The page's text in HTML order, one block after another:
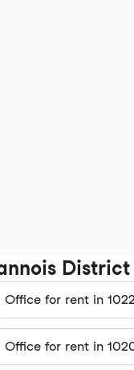
District
Office for rent in
Office for rent in